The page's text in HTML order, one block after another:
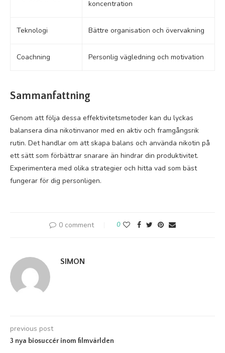
koncentration
Teknologi Bättre organisation och övervakning
Coachning Personlig vägledning och motivation
Sammanfattning
Genom att följa dessa effektivitetsmetoder kan du lyckas
balansera dina nikotinvanor med en aktiv och framgångsrik
rutin. Det handlar om att skapa balans och använda nikotin på
ett sätt som förbättrar snarare än hindrar din produktivitet.
Experimentera med olika strategier och hitta vad som bäst
fungerar för dig personligen.
0 comment 0
SIMON
previous post
3 nya biosuccér inom filmvärlden